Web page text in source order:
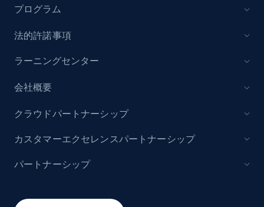
プログラム
法的許諾事項
ラーニングセンター
会社概要
クラウドパートナーシップ
カスタマーエクセレンスパートナーシップ
パートナーシップ